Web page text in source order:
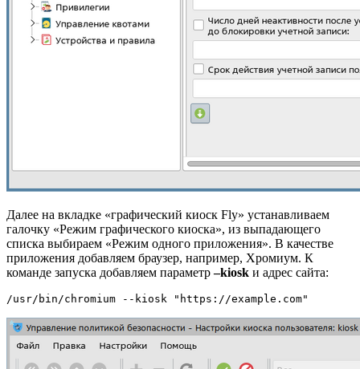
Далее на вкладке «графический киоск Fly» устанавливаем
галочку «Режим графического киоска», из выпадающего
списка выбираем «Режим одного приложения». В качестве
приложения добавляем браузер, например, Хромиум. К
команде запуска добавляем параметр–kiosk и адрес сайта:
/usr/bin/chromium --kiosk "https://example.com"